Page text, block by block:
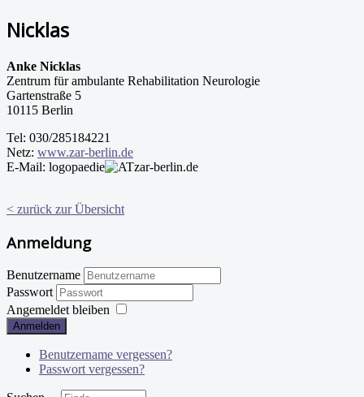
Nicklas
Anke Nicklas
Zentrum für ambulante Rehabilitation Neurologie
Gartenstraße 5
10115 Berlin
Tel: 030/285184221
Netz: www.zar-berlin.de
E-Mail: logopaedie
zar-berlin.de
< zurück zur Übersicht
Anmeldung
Benutzername
Passwort
Angemeldet bleiben
Anmelden
Benutzername vergessen?
Passwort vergessen?